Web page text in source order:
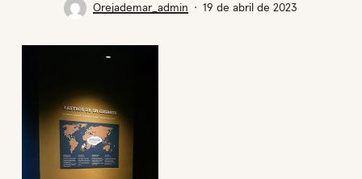
Orejademar_admin 19 de abril de 2023